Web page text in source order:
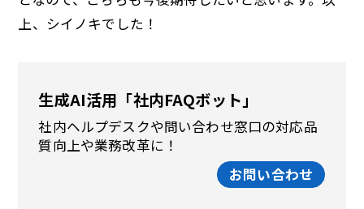
上、シイノキでした！
生成AI活用「社内FAQボット」
社内ヘルプデスクや問い合わせ窓口の対応品
質向上や業務改革に！
お問い合わせ